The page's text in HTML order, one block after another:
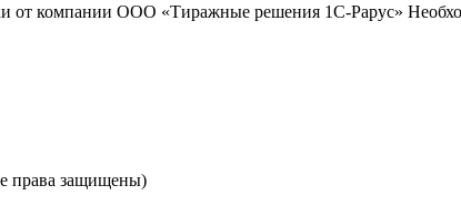
от компании ООО «Тиражные решения 1С-Рарус»
права защищены)